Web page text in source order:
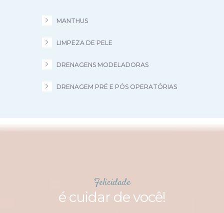
MANTHUS
LIMPEZA DE PELE
DRENAGENS MODELADORAS
DRENAGEM PRÉ E PÓS OPERATÓRIAS
Felicidade
é cuidar de você!